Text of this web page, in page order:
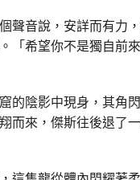
聲音說，安詳而有力
「希望你不是獨自前
的陰影中現身，其角
而來，傑斯往後退了